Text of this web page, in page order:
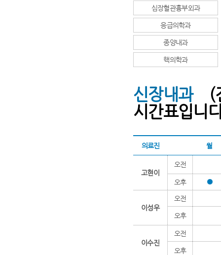
심장혈관흉부외과
응급의학과
종양내과
핵의학과
신장내과 (
시간표입니
의료진 월
고현이
오전
오후
이성우
오전
오후
이수진
오전
오후